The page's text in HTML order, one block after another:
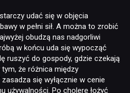
udać się w objęcia
w pełni sił. A można to zrobić
obudzą nas nadgorliwi
w końcu uda się wypocząć
ruszyć do gospody, gdzie czekają
że różnica między
zasadza się wyłącznie w cenie
używalności. Po cholerę łożyć